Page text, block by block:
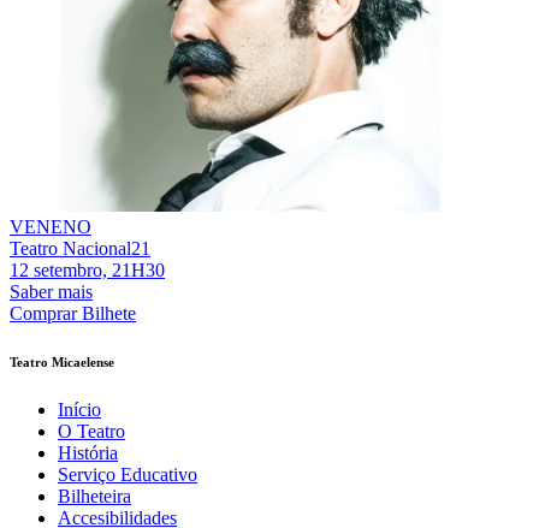
VENENO
Teatro Nacional21
12 setembro, 21H30
Saber mais
Comprar Bilhete
Teatro Micaelense
Início
O Teatro
História
Serviço Educativo
Bilheteira
Accesibilidades